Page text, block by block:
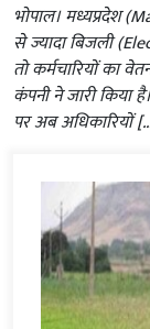
भोपाल। मध्यप्रदेश
से ज्यादा बिजली
तो कर्मचारियों का
कंपनी ने जारी किया
पर अब अधिकारियों